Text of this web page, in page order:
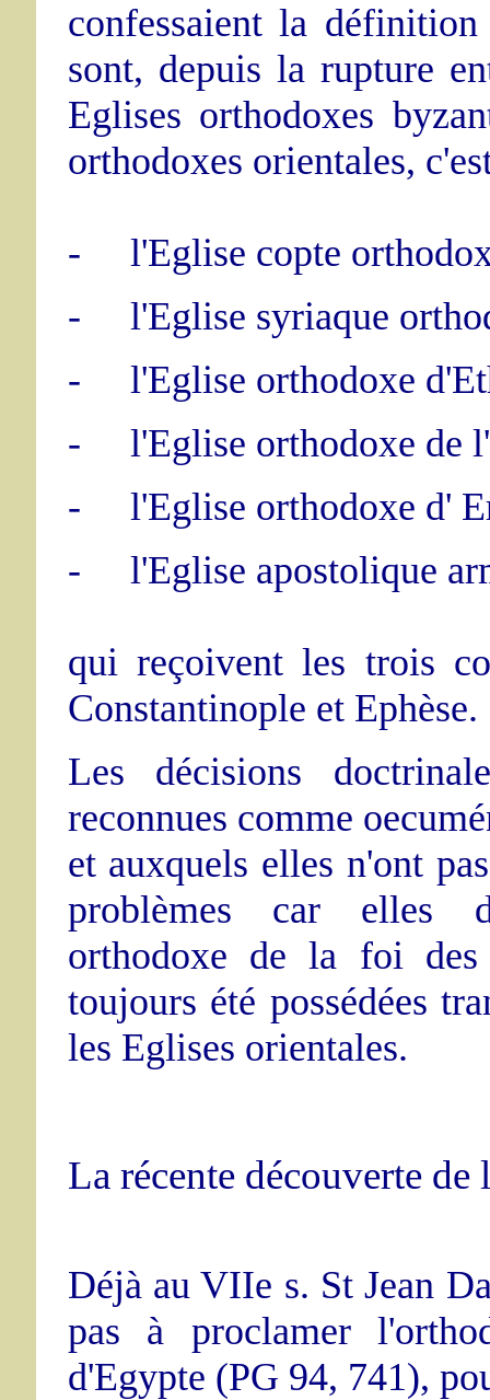
confessaient la
sont, depuis la rupture
Eglises orthodoxes
orthodoxes orientales,
-
l'Eglise copte
-
l'Eglise syriaque
-
l'Eglise orthodoxe
-
l'Eglise orthodoxe de
-
l'Eglise orthodoxe d'
-
l'Eglise apostolique
qui reçoivent les trois
Constantinople et Ephèse.
Les décisions
reconnues comme
et auxquels elles n'ont
problèmes car elles
orthodoxe de la foi
toujours été possédées
les Eglises orientales.
La récente découverte
Déjà au VIIe s. St Jean
pas à proclamer
d'Egypte (PG 94, 741),